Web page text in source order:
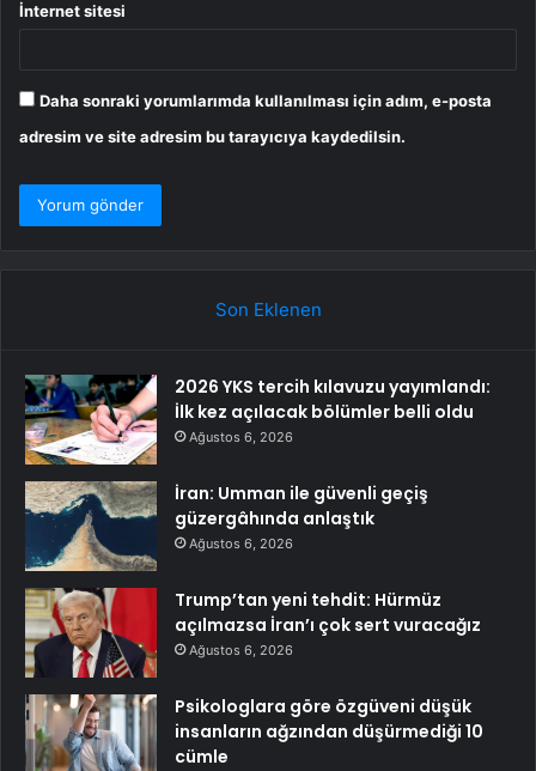
İnternet sitesi
Daha sonraki yorumlarımda kullanılması için adım, e-posta
adresim ve site adresim bu tarayıcıya kaydedilsin.
Son Eklenen
2026 YKS tercih kılavuzu yayımlandı:
İlk kez açılacak bölümler belli oldu
Ağustos 6, 2026
İran: Umman ile güvenli geçiş
güzergâhında anlaştık
Ağustos 6, 2026
Trump’tan yeni tehdit: Hürmüz
açılmazsa İran’ı çok sert vuracağız
Ağustos 6, 2026
Psikologlara göre özgüveni düşük
insanların ağzından düşürmediği 10
cümle